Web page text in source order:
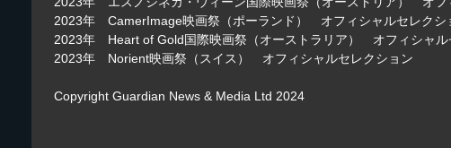
2023年 CamerImage映画祭（ポーランド） オフィシャルセレクシ
2023年 Heart of Gold国際映画祭（オーストラリア） オフィシャル
2023年 Norient映画祭（スイス） オフィシャルセレクション
Copyright Guardian News & Media Ltd 2024